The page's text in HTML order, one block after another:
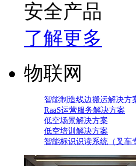
安全产品
了解更多
物联网
智能制造线边搬运解决方
RaaS运营服务解决方案
低空场景解决方案
低空培训解决方案
智能标识识读系统（叉车